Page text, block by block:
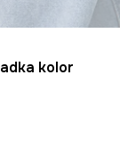
kolor